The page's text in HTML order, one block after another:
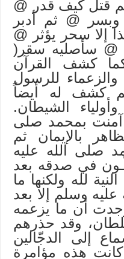
قتل كيف قدر @
@ ثم أدبر
إلا سحر يؤثر @
@ سأصليه سقر(
18ـ 26]، وكما كشف القرآن
والزعماء للرسول
كشف له أيضاً
الشيطان.
آمنت بمحمد صلى
بالإيمان ثم
صلى الله عليه
في صدقه بعد
لله ولكنها ما
وسلم إلا بعد
أن ما يزعمه
وقد حذرهم
إلى الدجّالين
هذه مؤامرة